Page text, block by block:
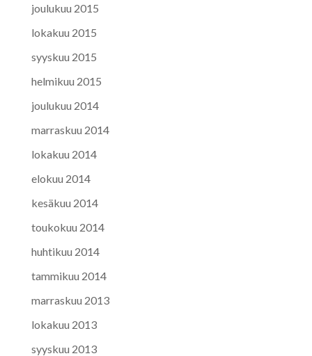
joulukuu 2015
lokakuu 2015
syyskuu 2015
helmikuu 2015
joulukuu 2014
marraskuu 2014
lokakuu 2014
elokuu 2014
kesäkuu 2014
toukokuu 2014
huhtikuu 2014
tammikuu 2014
marraskuu 2013
lokakuu 2013
syyskuu 2013